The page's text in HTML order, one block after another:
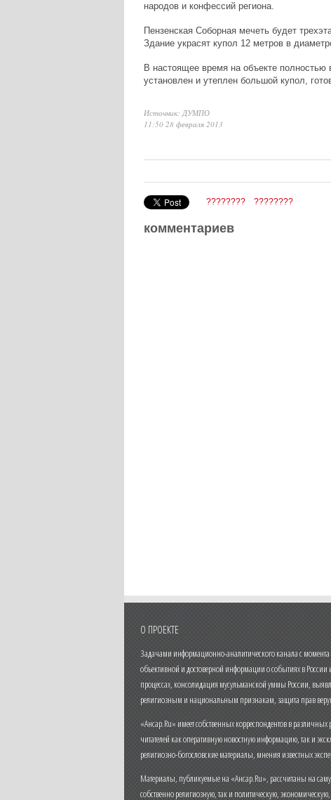
народов и конфессий региона.
Пензенская Соборная мечеть будет
Здание украсят купол 12 метров в
В настоящее время на объекте полностью
установлен и утеплен большой купол,
Источник: ДУМПО
11:50 28 февраля 2013
???????? ????????
комментариев
О ПРОЕКТЕ
Задачами информационно-аналитического канала с момента
объективной и достоверной информации о событиях в
процессах, консолидация мусульманской уммы России,
религиозным и национальным признакам, защита прав
«Ансар.Ru» имеет собственных корреспондентов в
читателей как оперативную новостную информацию, так и
религиозно-богословские материалы, мнения известных
Материалы, публикуемые на «Ансар.Ru», рассчитаны на
собственно религиозную, так и политическую,